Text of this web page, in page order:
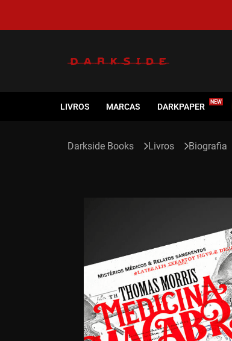
LIVROS MARCAS DARKPAPER
Livros Biografia